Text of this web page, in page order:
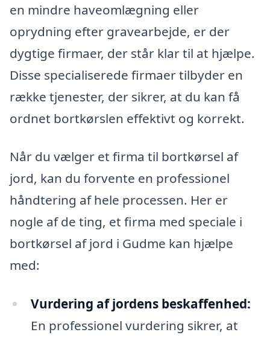
en mindre haveomlægning eller
oprydning efter gravearbejde, er der
dygtige firmaer, der står klar til at hjælpe.
Disse specialiserede firmaer tilbyder en
række tjenester, der sikrer, at du kan få
ordnet bortkørslen effektivt og korrekt.
Når du vælger et firma til bortkørsel af
jord, kan du forvente en professionel
håndtering af hele processen. Her er
nogle af de ting, et firma med speciale i
bortkørsel af jord i Gudme kan hjælpe
med:
Vurdering af jordens beskaffenhed:
En professionel vurdering sikrer, at